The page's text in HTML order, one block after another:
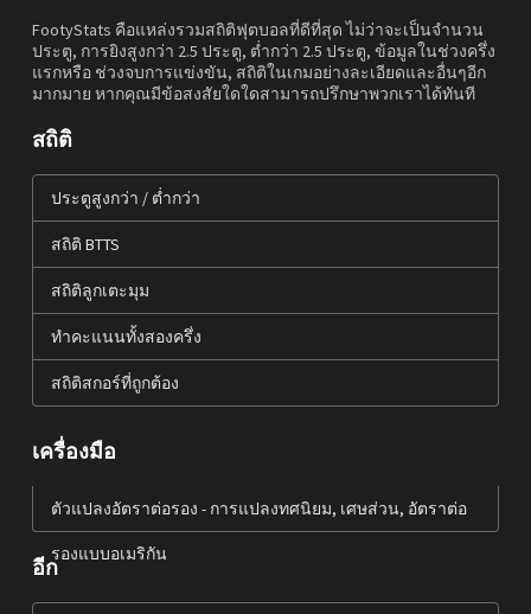
FootyStats คือแหล่งรวมสถิติฟุตบอลที่ดีที่สุด ไม่ว่าจะเป็นจำนวน
ประตู, การยิงสูงกว่า 2.5 ประตู, ต่ำกว่า 2.5 ประตู, ข้อมูลในช่วงครึ่ง
แรกหรือ ช่วงจบการแข่งขัน, สถิติในเกมอย่างละเอียดและอื่นๆอีก
มากมาย หากคุณมีข้อสงสัยใดใดสามารถปรึกษาพวกเราได้ทันที
สถิติ
ประตูสูงกว่า / ต่ำกว่า
สถิติ BTTS
สถิติลูกเตะมุม
ทำคะแนนทั้งสองครึ่ง
สถิติสกอร์ที่ถูกต้อง
เครื่องมือ
ตัวแปลงอัตราต่อรอง - การแปลงทศนิยม, เศษส่วน, อัตราต่อ
รองแบบอเมริกัน
อีก